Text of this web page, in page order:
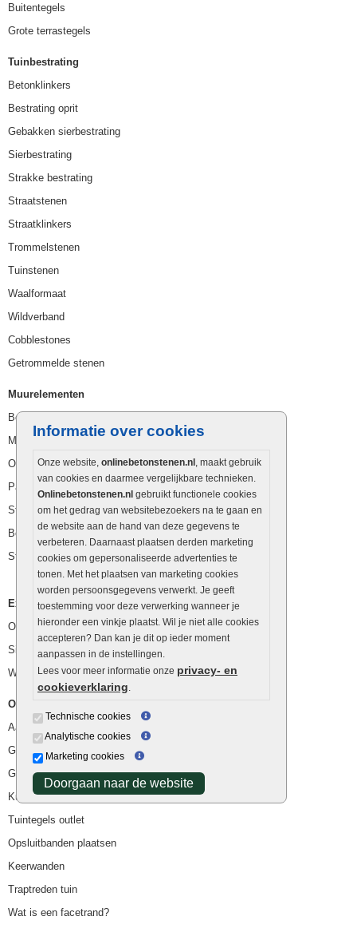
Informatie over cookies
Onze website, onlinebetonstenen.nl , maakt gebruik
van cookies en daarmee vergelijkbare technieken.
Onlinebetonstenen.nl gebruikt functionele cookies
om het gedrag van websitebezoekers na te gaan en
de website aan de hand van deze gegevens te
verbeteren. Daarnaast plaatsen derden marketing
cookies om gepersonaliseerde advertenties te
tonen. Met het plaatsen van marketing cookies
worden persoonsgegevens verwerkt. Je geeft
toestemming voor deze verwerking wanneer je
hieronder een vinkje plaatst. Wil je niet alle cookies
accepteren? Dan kan je dit op ieder moment
aanpassen in de instellingen.
Lees voor meer informatie onze privacy- en
cookieverklaring.
Technische cookies
Analytische cookies
Marketing cookies
Doorgaan naar de website
Buitentegels
Grote terrastegels
Tuinbestrating
Betonklinkers
Bestrating oprit
Gebakken sierbestrating
Sierbestrating
Strakke bestrating
Straatstenen
Straatklinkers
Trommelstenen
Tuinstenen
Waalformaat
Wildverband
Cobblestones
Getrommelde stenen
Muurelementen
Betonbielzen
Muurstenen
Opsluitbanden
Palissaden
Stapelblokken
Betonblokken
Stapelstenen
Extra benodigdheden
Ophoogzand
Siergrind en siersplit
Waterafvoer
Overig
Aanbiedingen
Goedkope bestrating
Goedkope tuintegels
Kunstgras
Tuintegels outlet
Opsluitbanden plaatsen
Keerwanden
Traptreden tuin
Wat is een facetrand?